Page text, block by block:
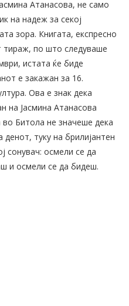
Атанасова, не само
на надеж за секој
зора. Книгата, експресно
тираж, по што следуваше
истата ќе биде
е закажан за 16.
Ова е знак дека
на Јасмина Атанасова
Битола не значеше дека
туку на брилијантен
сонувач: осмели се да
и осмели се да бидеш.